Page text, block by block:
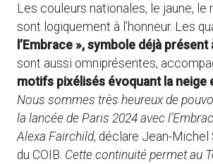
Les couleurs nationales, le jaune, le
sont logiquement à l’honneur. Les
l’Embrace », symbole déjà présent
sont aussi omniprésentes,
motifs pixélisés évoquant la neige
Nous sommes très heureux de
la lancée de Paris 2024 avec
Alexa Fairchild, déclare Jean-Michel
du COIB. Cette continuité permet au